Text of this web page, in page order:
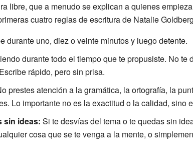
libre, que a menudo se explican a quienes
cuatro reglas de escritura de Natalie
durante uno, diez o veinte minutos y luego detente.
durante todo el tiempo que te propusiste. No te
rápido, pero sin prisa.
prestes atención a la gramática, la ortografía, la
Lo importante no es la exactitud o la calidad, sino
sin ideas: Si te desvías del tema o te quedas sin
cosa que se te venga a la mente, o